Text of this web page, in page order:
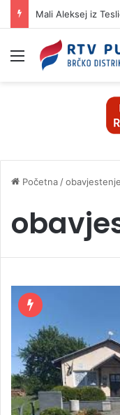
Izbornik
Početna /obavjestenje